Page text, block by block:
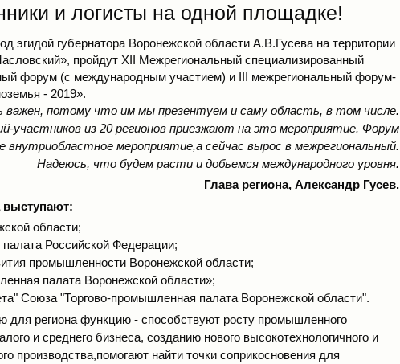
и логисты на одной площадке!
эгидой губернатора Воронежской области А.В.Гусева на территории
пройдут ХII Межрегиональный специализированный
форум (с международным участием) и III межрегиональный форум-
- 2019».
важен, потому что им мы презентуем и саму область, в том числе.
участников из 20 регионов приезжают на это мероприятие. Форум
внутриобластное мероприятие,а сейчас вырос в межрегиональный.
Надеюсь, что будем расти и добьемся международного уровня.
Глава региона, Александр Гусев.
выступают:
области;
Российской Федерации;
промышленности Воронежской области;
палата Воронежской области»;
Союза "Торгово-промышленная палата Воронежской области".
региона функцию - способствуют росту промышленного
и среднего бизнеса, созданию нового высокотехнологичного и
производства,помогают найти точки соприкосновения для